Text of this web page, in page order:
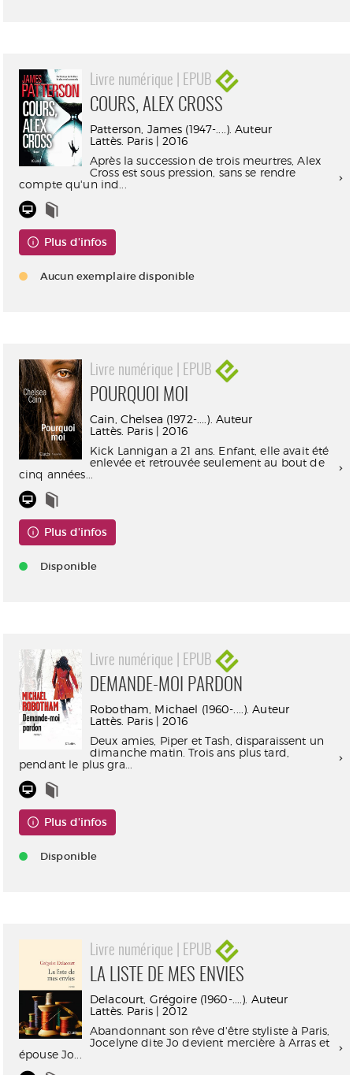
Livre numérique | EPUB
COURS, ALEX CROSS
Patterson, James (1947-....). Auteur
Lattès. Paris | 2016
Après la succession de trois meurtres, Alex
Cross est sous pression, sans se rendre
compte qu'un ind...
Plus d'infos
Aucun exemplaire disponible
Livre numérique | EPUB
POURQUOI MOI
Cain, Chelsea (1972-....). Auteur
Lattès. Paris | 2016
Kick Lannigan a 21 ans. Enfant, elle avait été
enlevée et retrouvée seulement au bout de
cinq années...
Plus d'infos
Disponible
Livre numérique | EPUB
DEMANDE-MOI PARDON
Robotham, Michael (1960-....). Auteur
Lattès. Paris | 2016
Deux amies, Piper et Tash, disparaissent un
dimanche matin. Trois ans plus tard,
pendant le plus gra...
Plus d'infos
Disponible
Livre numérique | EPUB
LA LISTE DE MES ENVIES
Delacourt, Grégoire (1960-....). Auteur
Lattès. Paris | 2012
Abandonnant son rêve d'être styliste à Paris,
Jocelyne dite Jo devient mercière à Arras et
épouse Jo...